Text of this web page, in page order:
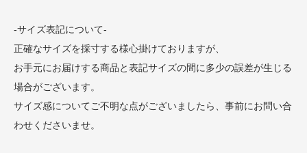
-サイズ表記について-
正確なサイズを採寸する様心掛けておりますが、
お手元にお届けする商品と表記サイズの間に多少の誤差が生じる
場合がございます。
サイズ感についてご不明な点がございましたら、事前にお問い合
わせくださいませ。